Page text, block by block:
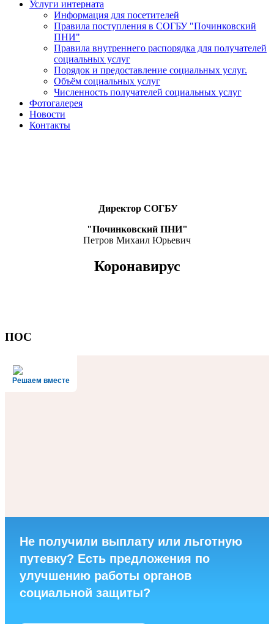
Услуги интерната
Информация для посетителей
Правила поступления в СОГБУ "Починковский
ПНИ"
Правила внутреннего распорядка для получателей
социальных услуг
Порядок и предоставление социальных услуг.
Объём социальных услуг
Численность получателей социальных услуг
Фотогалерея
Новости
Контакты
Директор СОГБУ
"Починковский ПНИ"
Петров Михаил Юрьевич
Коронавирус
ПОС
Решаем вместе
Не получили выплату или льготную
путевку? Есть предложения по
улучшению работы органов
социальной защиты?